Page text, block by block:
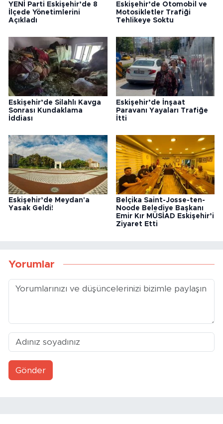
YENİ Parti Eskişehir’de 8
İlçede Yönetimlerini
Açıkladı
Eskişehir’de Otomobil ve
Motosikletler Trafiği
Tehlikeye Soktu
Eskişehir’de Silahlı Kavga
Sonrası Kundaklama
İddiası
Eskişehir’de İnşaat
Paravanı Yayaları Trafiğe
İtti
Eskişehir’de Meydan'a
Yasak Geldi!
Belçika Saint-Josse-ten-
Noode Belediye Başkanı
Emir Kır MÜSİAD Eskişehir’i
Ziyaret Etti
Yorumlar
Gönder